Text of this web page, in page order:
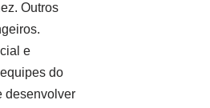
Outros
e
do
desenvolver